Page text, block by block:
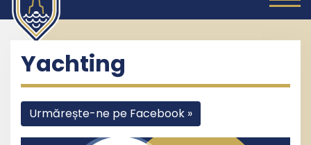
Yachting
Urmărește-ne pe Facebook »